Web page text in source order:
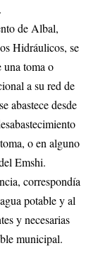
de Albal,
Hidráulicos, se
una toma o
a su red de
abastece desde
o en alguno
Emshi.
correspondía
potable y al
y necesarias
municipal.